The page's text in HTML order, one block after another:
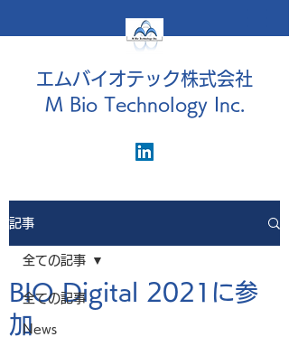
エムバイオテック株式会社
M Bio Technology Inc.
記事
全ての記事
News
全ての記事
BIO Digital 2021に参
加